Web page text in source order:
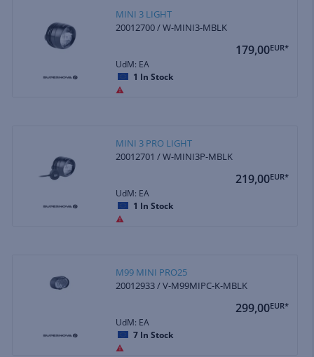
MINI 3 LIGHT
20012700 / W-MINI3-MBLK
179,00EUR*
UdM: EA
1 In Stock
MINI 3 PRO LIGHT
20012701 / W-MINI3P-MBLK
219,00EUR*
UdM: EA
1 In Stock
M99 MINI PRO25
20012933 / V-M99MIPC-K-MBLK
299,00EUR*
UdM: EA
7 In Stock